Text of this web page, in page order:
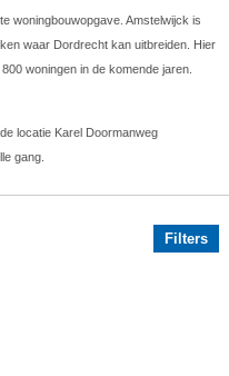
woningbouwopgave. Amstelwijck is
waar Dordrecht kan uitbreiden. Hier
woningen in de komende jaren.
locatie Karel Doormanweg
gang.
Filters